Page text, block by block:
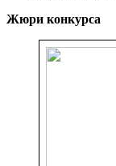
Жюри конкурса